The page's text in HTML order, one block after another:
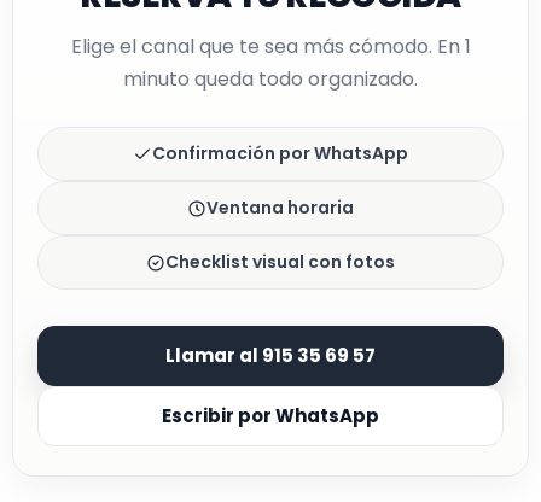
Elige el canal que te sea más cómodo. En 1
minuto queda todo organizado.
Confirmación por WhatsApp
Ventana horaria
Checklist visual con fotos
Llamar al 915 35 69 57
Escribir por WhatsApp